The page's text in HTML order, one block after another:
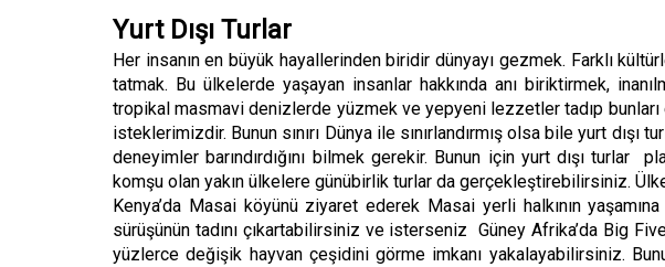
Yurt Dışı Turlar
Her insanın en büyük hayallerinden biridir dünyayı gezmek. Farklı
tatmak. Bu ülkelerde yaşayan insanlar hakkında anı biriktirmek,
tropikal masmavi denizlerde yüzmek ve yepyeni lezzetler tadıp bunları
isteklerimizdir. Bunun sınırı Dünya ile sınırlandırmış olsa bile yurt
deneyimler barındırdığını bilmek gerekir. Bunun için yurt dışı
komşu olan yakın ülkelere günübirlik turlar da gerçekleştirebilirsiniz.
Kenya’da Masai köyünü ziyaret ederek Masai yerli halkının
sürüşünün tadını çıkartabilirsiniz ve isterseniz Güney Afrika’da Big
yüzlerce değişik hayvan çeşidini görme imkanı yakalayabilirsiniz.